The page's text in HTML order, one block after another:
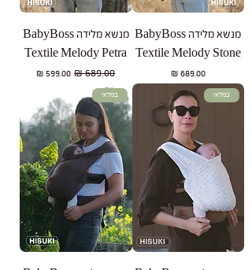
מנשא מלידה BabyBoss
Textile Melody Stone
מחיר‏689.00 ‏₪
מנשא מלידה BabyBoss
Textile Melody Petra
מחיר רגיל‏689.00 ‏₪ מחיר מבצע
במלאי במלאי